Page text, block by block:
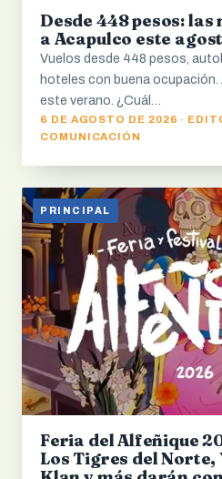
Desde 448 pesos:
a Acapulco este
Vuelos desde 448 pesos,
hoteles con buena
este verano. ¿Cuál…
6 DE AGOSTO DE 2026 ·
COMUNICACIÓN
PRINCIPAL
Feria del Alfeñique
Los Tigres del Norte,